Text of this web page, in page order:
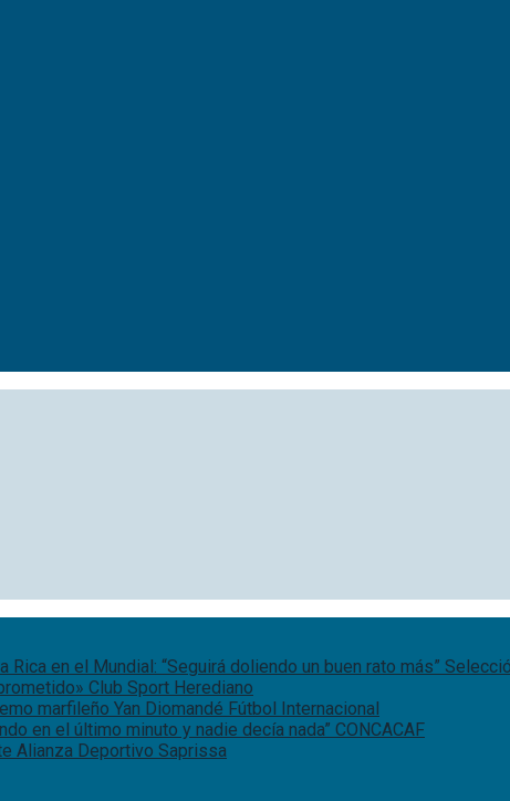
en el Mundial: “Seguirá doliendo un buen rato más”
Club Sport Herediano
marfileño Yan Diomandé Fútbol Internacional
en el último minuto y nadie decía nada” CONCACAF
Alianza Deportivo Saprissa